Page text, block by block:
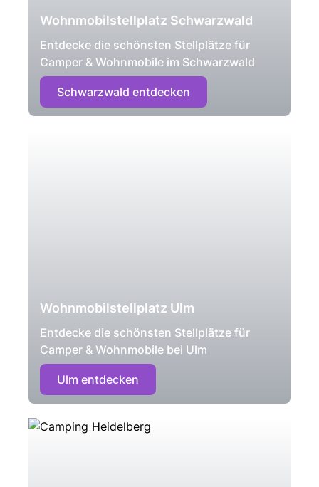
Wohnmobilstellplatz Schwarzwald
Entdecke die schönsten Stellplätze für
Camper & Wohnmobile im Schwarzwald
Schwarzwald entdecken
Wohnmobilstellplatz Ulm
Entdecke die schönsten Stellplätze für
Camper & Wohnmobile bei Ulm
Ulm entdecken